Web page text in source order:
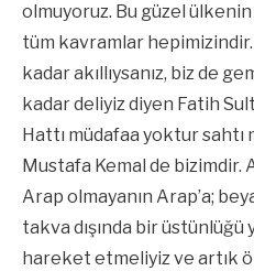
olmuyoruz. Bu güzel
tüm kavramlar
kadar akıllıysanız, biz de
kadar deliyiz diyen Fatih
Hattı müdafaa yoktur sahtı
Mustafa Kemal de bizimdir.
Arap olmayanın Arap’a;
takva dışında bir üstünlüğü
hareket etmeliyiz ve artık